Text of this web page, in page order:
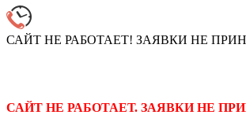
САЙТ НЕ РАБОТАЕТ! ЗАЯВКИ НЕ
САЙТ НЕ РАБОТАЕТ. ЗАЯВКИ НЕ